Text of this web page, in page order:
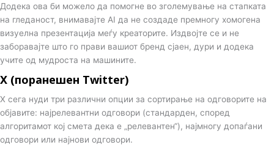
Додека ова би можело да помогне во зголемување на стапката
на гледаност, внимавајте AI да не создаде премногу хомогена
визуелна презентација меѓу креаторите. Издвојте се и не
заборавајте што го прави вашиот бренд сјаен, дури и додека
учите од мудроста на машините.
X (поранешен Twitter)
X сега нуди три различни опции за сортирање на одговорите на
објавите: најрелевантни одговори (стандарден, според
алгоритамот кој смета дека е „релевантен“), најмногу допаѓани
одговори или најнови одговори.